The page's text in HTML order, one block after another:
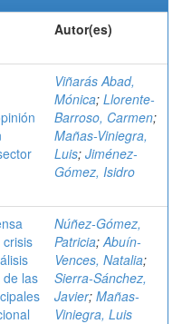
Autor(es)
Viñarás Abad,
Mónica; Llorente-
Barroso, Carmen;
Mañas-Viniegra,
Luis; Jiménez-
Gómez, Isidro
las
Núñez-Gómez,
Patricia;Abuín-
Vences, Natalia;
Sierra-Sánchez,
Javier; Mañas-
Viniegra, Luis